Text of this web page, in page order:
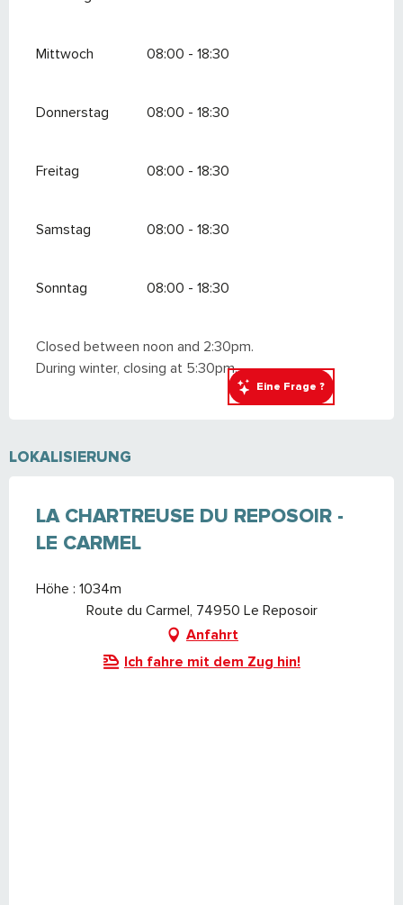
Eine Frage ?
Mittwoch 08:00 - 18:30
Donnerstag 08:00 - 18:30
Freitag 08:00 - 18:30
Samstag 08:00 - 18:30
Sonntag 08:00 - 18:30
Closed between noon and 2:30pm.
During winter, closing at 5:30pm.
LOKALISIERUNG
LA CHARTREUSE DU REPOSOIR -
LE CARMEL
Höhe : 1034m
Route du Carmel, 74950 Le Reposoir
Anfahrt
Ich fahre mit dem Zug hin!